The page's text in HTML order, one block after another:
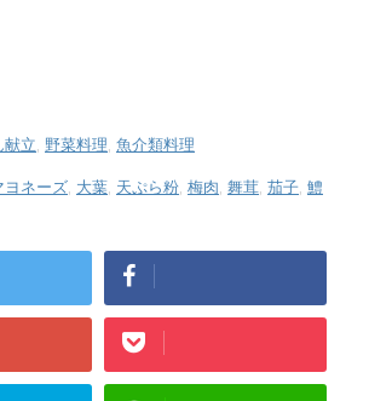
献立, 野菜料理, 魚介類料理
ヨネーズ, 大葉, 天ぷら粉, 梅肉, 舞茸, 茄子, 鱧